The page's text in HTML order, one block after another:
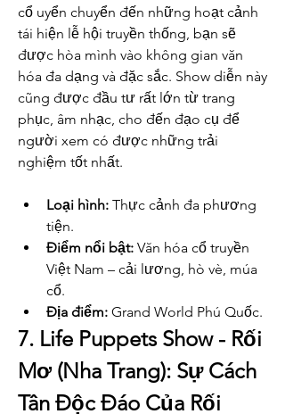
cổ uyển chuyển đến những hoạt cảnh
tái hiện lễ hội truyền thống, bạn sẽ
được hòa mình vào không gian văn
hóa đa dạng và đặc sắc. Show diễn này
cũng được đầu tư rất lớn từ trang
phục, âm nhạc, cho đến đạo cụ để
người xem có được những trải
nghiệm tốt nhất.
Loại hình: Thực cảnh đa phương
tiện.
Điểm nổi bật: Văn hóa cổ truyền
Việt Nam – cải lương, hò vè, múa
cổ.
Địa điểm: Grand World Phú Quốc.
7. Life Puppets Show - Rối
Mơ (Nha Trang): Sự Cách
Tân Độc Đáo Của Rối